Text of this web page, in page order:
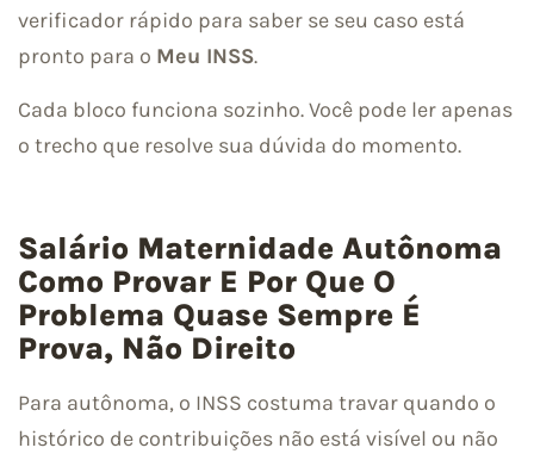
verificador rápido para saber se seu caso está
pronto para o Meu INSS.
Cada bloco funciona sozinho. Você pode ler apenas
o trecho que resolve sua dúvida do momento.
Salário Maternidade Autônoma
Como Provar E Por Que O
Problema Quase Sempre É
Prova, Não Direito
Para autônoma, o INSS costuma travar quando o
histórico de contribuições não está visível ou não